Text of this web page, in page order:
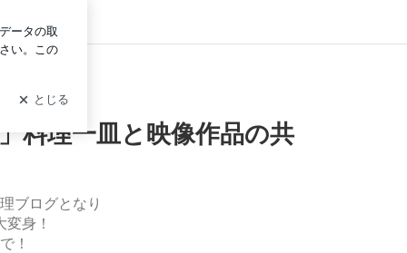
料理一皿と映像作品の共
ブログとなり
身！
！